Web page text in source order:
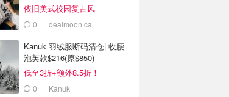
依旧美式校园复古风
0 dealmoon.ca
Kanuk 羽绒服断码清仓| 收腰
泡芙款$216(原$850)
低至3折+额外8.5折！
0 Kanuk